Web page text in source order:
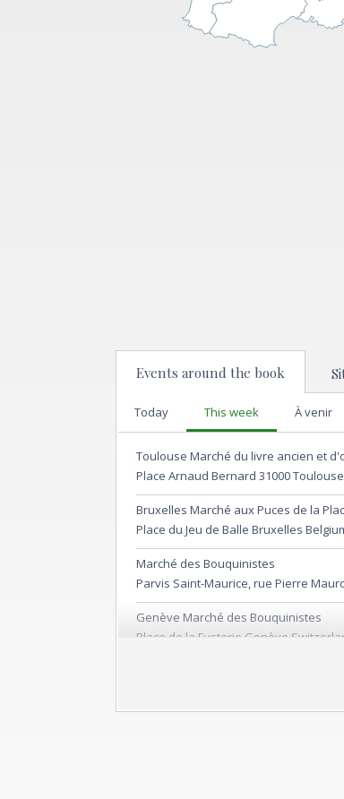
Events around the book
Today This week À venir
Toulouse Marché du livre ancien et
Place Arnaud Bernard 31000
Bruxelles Marché aux Puces de la
Place du Jeu de Balle Bruxelles
Marché des Bouquinistes
Parvis Saint-Maurice, rue Pierre
Genève Marché des Bouquinistes
Place de la Fusterie Genève
Bruxelles Marché aux Puces de la